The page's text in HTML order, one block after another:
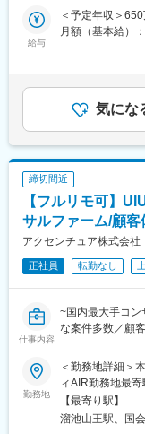
つつ、一方で「
ナリティクスと
ビジネス視点、
自身の適性や希
とえばビジネス
を目指す、アナ
など、ご自身の
ことが可能です。
変更の範囲：会
■具体的には：
・Salesforceプ
・マニュアル作
・定着支援、改善
り、プロジェク
分析・フォロー
ルを思う存分高
CRMの
で、最先端のス
■当社について：
が難しくなって
場対応が必須に
通じて、クライ
・各企業におい
業プロセスをリ
セスのそれぞれ
給与
＜予定年収＞
月額（基本給）
1回賃金はあく
能性があります
気にな
締切間近
【フルリモ可】
サルファーム/顧
アクセンチュア株式会社
正社員 転勤なし
仕事内容
~国内最大手コン
な案件多数／顧
●資生堂、
●【全国フルリ
方◎
■Song部門につ
勤務地
＜勤務地詳細＞
ィAIR勤務地最
動喫煙対策：屋
モートワーク含
【最寄り駅】
溜池山王駅、国